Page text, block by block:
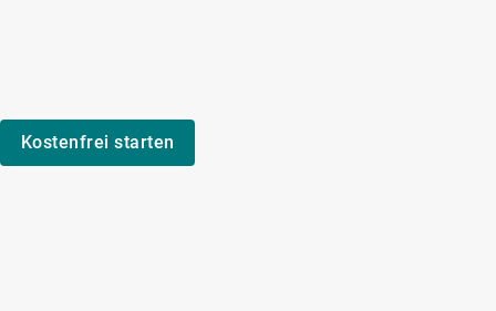
Kostenfrei starten